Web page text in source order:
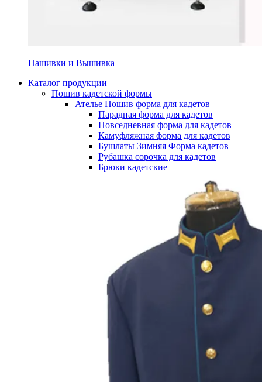
Нашивки и Вышивка
Каталог продукции
Пошив кадетской формы
Ателье Пошив форма для кадетов
Парадная форма для кадетов
Повседневная форма для кадетов
Камуфляжная форма для кадетов
Бушлаты Зимняя Форма кадетов
Рубашка сорочка для кадетов
Брюки кадетские